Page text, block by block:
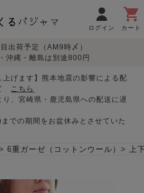
ログイン カート
スパジャマ
的別で
さがす
・介護
胸が目立たない
デザインで
さがす
つくるパジャマとは
出荷予定（AM9時〆）
沖縄・離島は別途800円
上げます】熊本地震の影響による配
こちら
り、宮崎県・鹿児島県への配送に遅
での期間をお盆休みとさせていた
6重ガーゼ（コットンウール） 上